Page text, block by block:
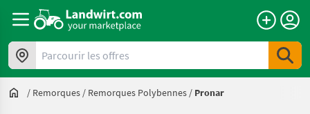
Parcourir les offres
/ Remorques / Remorques Polybennes / Pronar